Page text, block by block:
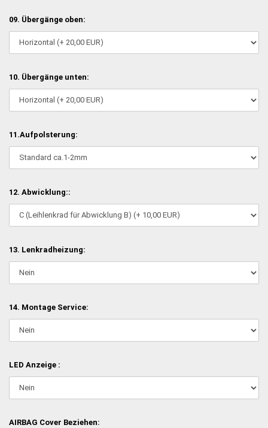
09. Übergänge oben:
10. Übergänge unten:
11.Aufpolsterung:
12. Abwicklung::
13. Lenkradheizung:
14. Montage Service:
LED Anzeige :
AIRBAG Cover Beziehen: